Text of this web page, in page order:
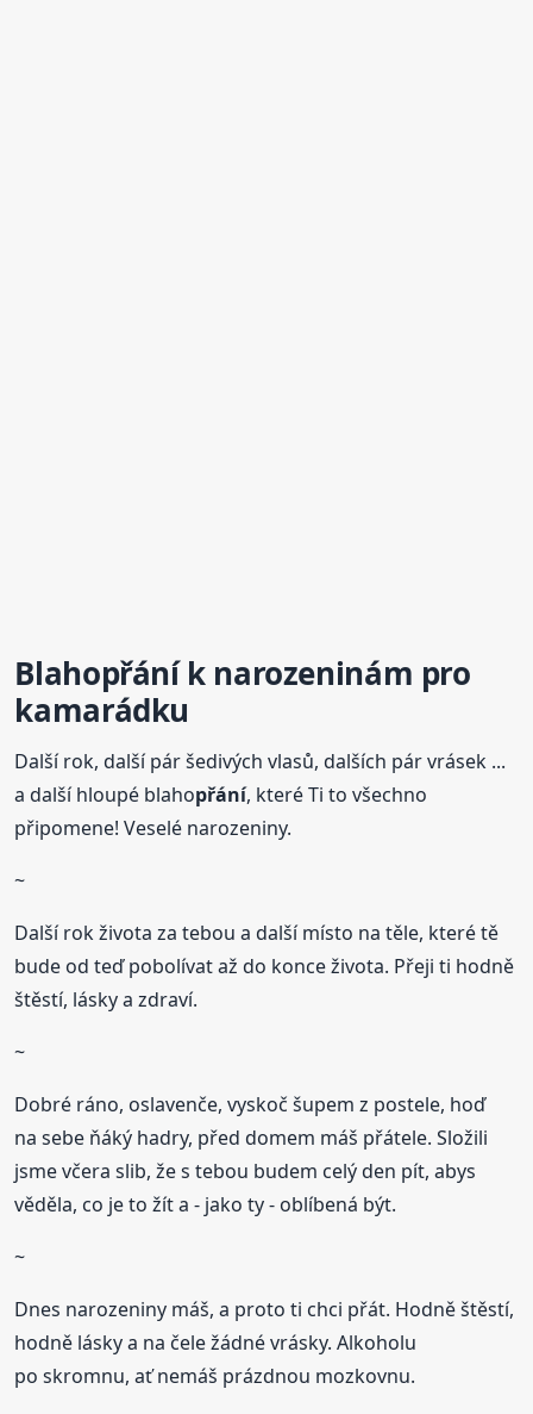
Blahopřání k narozeninám pro
kamarádku
Další rok, další pár šedivých vlasů, dalších pár vrásek ...
a další hloupé blahopřání, které Ti to všechno
připomene! Veselé narozeniny.
~
Další rok života za tebou a další místo na těle, které tě
bude od teď pobolívat až do konce života. Přeji ti hodně
štěstí, lásky a zdraví.
~
Dobré ráno, oslavenče, vyskoč šupem z postele, hoď
na sebe ňáký hadry, před domem máš přátele. Složili
jsme včera slib, že s tebou budem celý den pít, abys
věděla, co je to žít a - jako ty - oblíbená být.
~
Dnes narozeniny máš, a proto ti chci přát. Hodně štěstí,
hodně lásky a na čele žádné vrásky. Alkoholu
po skromnu, ať nemáš prázdnou mozkovnu.